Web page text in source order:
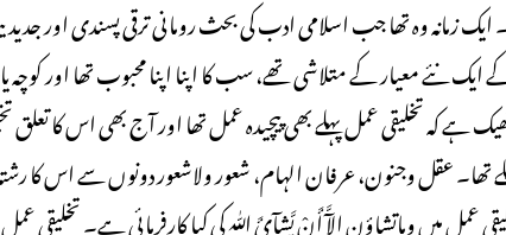
زمانہ وہ تھا جب اسلامی ادب کی بحث رومانی ترقی پسندی اور
معیار کے متلاشی تھے، سب کا اپنا اپنا محبوب تھا اور کوچہ
ہے کہ تخلیقی عمل پہلے بھی پیچیدہ عمل تھا اور آج بھی اس کا
عقل وجنون، عرفان الہام، شعور ولاشعور دونوں سے اس کا
عمل میں وماتشاؤن الآَّ أَنْ یَّشآئَ اللّٰہ کی کیا کارفرمائی ہے۔ تخلیقی